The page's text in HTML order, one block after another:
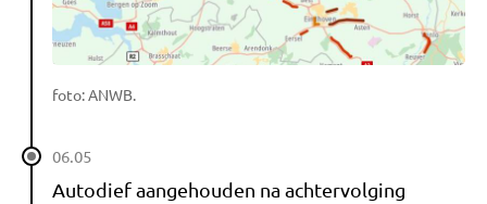
foto: ANWB.
06.05
Autodief aangehouden na achtervolging